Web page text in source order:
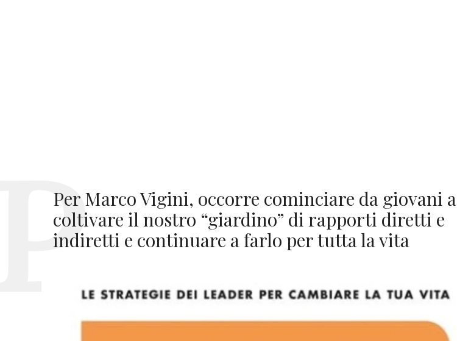
Per Marco Vigini, occorre cominciare da giovani a
coltivare il nostro “giardino” di rapporti diretti e
indiretti e continuare a farlo per tutta la vita